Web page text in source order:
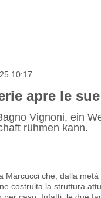
10:17
apre le
Vignoni, ein
rühmen kann.
Marcucci che, dalla
costruita la struttura